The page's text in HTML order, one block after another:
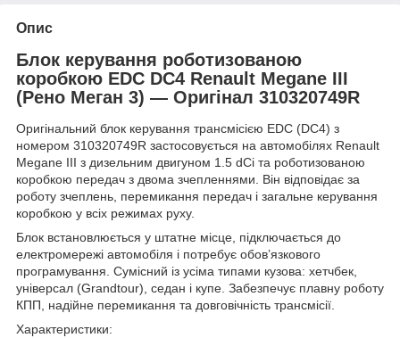
Опис
Блок керування роботизованою
коробкою EDC DC4 Renault Megane III
(Рено Меган 3) — Оригінал 310320749R
Оригінальний блок керування трансмісією EDC (DC4) з
номером 310320749R застосовується на автомобілях Renault
Megane III з дизельним двигуном 1.5 dCi та роботизованою
коробкою передач з двома зчепленнями. Він відповідає за
роботу зчеплень, перемикання передач і загальне керування
коробкою у всіх режимах руху.
Блок встановлюється у штатне місце, підключається до
електромережі автомобіля і потребує обов’язкового
програмування. Сумісний із усіма типами кузова: хетчбек,
універсал (Grandtour), седан і купе. Забезпечує плавну роботу
КПП, надійне перемикання та довговічність трансмісії.
Характеристики: